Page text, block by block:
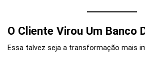
O Cliente Virou Um Banco
Essa talvez seja a transformação mais